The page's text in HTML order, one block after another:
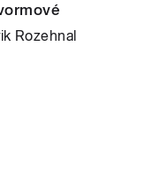
Rozehnal